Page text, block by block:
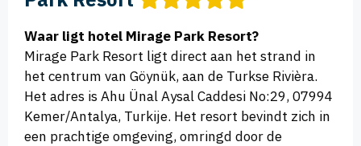
Waar ligt hotel Mirage Park Resort?
Mirage Park Resort ligt direct aan het strand in
het centrum van Göynük, aan de Turkse Rivièra.
Het adres is Ahu Ünal Aysal Caddesi No:29, 07994
Kemer/Antalya, Turkije. Het resort bevindt zich in
een prachtige omgeving, omringd door de